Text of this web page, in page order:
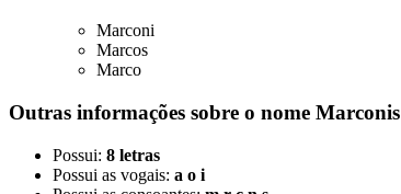
Marconi
Marcos
Marco
Outras informações sobre o nome Marconis
Possui: 8 letras
Possui as vogais: a o i